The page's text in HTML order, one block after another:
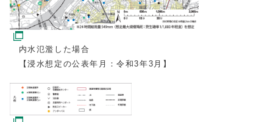
内水氾濫した場合
【浸水想定の公表年月：令和3年3月】